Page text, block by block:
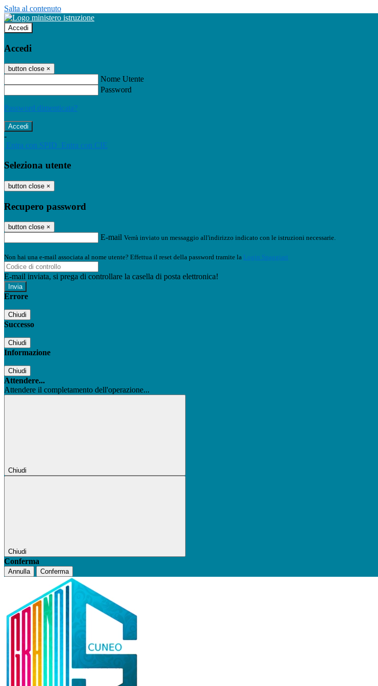
Salta al contenuto
Accedi
Accedi
button close ×
Nome Utente
Password
Password dimenticata?
-
Entra con SPID Entra con CIE
Seleziona utente
button close ×
Recupero password
button close ×
E-mail Verrà inviato un messaggio all'indirizzo indicato con le istruzioni necessarie.
Non hai una e-mail associata al nome utente? Effettua il reset della password tramite la Login Spaggiari
E-mail inviata, si prega di controllare la casella di posta elettronica!
Errore
Chiudi
Successo
Chiudi
Informazione
Chiudi
Attendere...
Attendere il completamento dell'operazione...
Chiudi
Chiudi
Conferma
Annulla Conferma